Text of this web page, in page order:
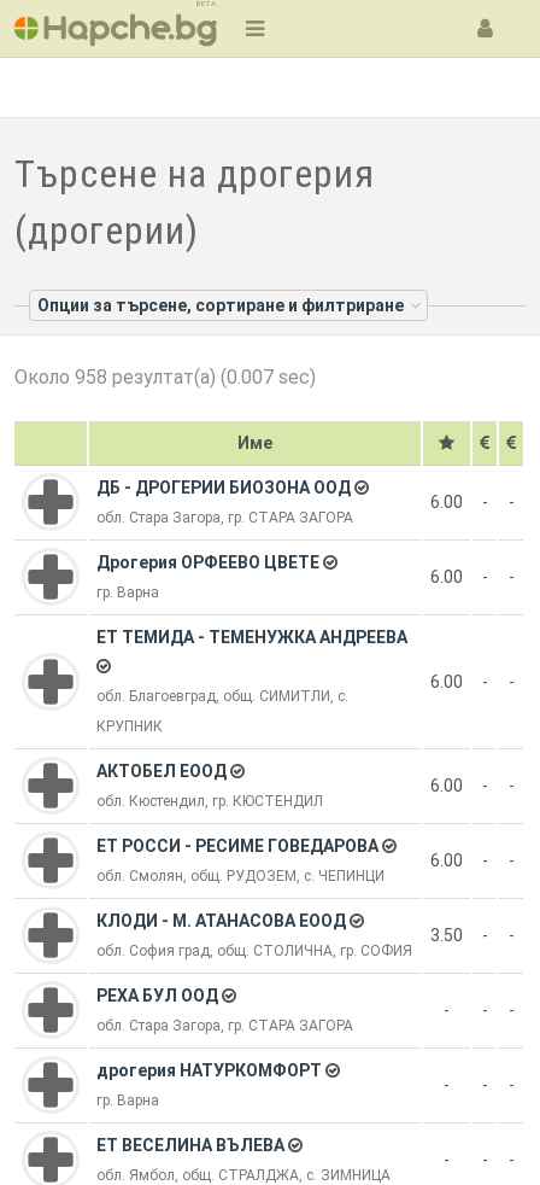
BETA
Търсене на дрогерия
(дрогерии)
Опции за търсене, сортиране и филтриране
Около 958 резултат(а) (0.007 sec)
Име
ДБ - ДРОГЕРИИ БИОЗОНА ООД
обл. Стара Загора, гр. СТАРА ЗАГОРА
6.00 - -
Дрогерия ОРФЕЕВО ЦВЕТЕ
гр. Варна
6.00 - -
ЕТ ТЕМИДА - ТЕМЕНУЖКА АНДРЕЕВА
обл. Благоевград, общ. СИМИТЛИ, с.
КРУПНИК
6.00 - -
АКТОБЕЛ ЕООД
обл. Кюстендил, гр. КЮСТЕНДИЛ
6.00 - -
ЕТ РОССИ - РЕСИМЕ ГОВЕДАРОВА
обл. Смолян, общ. РУДОЗЕМ, с. ЧЕПИНЦИ
6.00 - -
КЛОДИ - М. АТАНАСОВА ЕООД
обл. София град, общ. СТОЛИЧНА, гр. СОФИЯ
3.50 - -
РЕХА БУЛ ООД
обл. Стара Загора, гр. СТАРА ЗАГОРА
- - -
дрогерия НАТУРКОМФОРТ
гр. Варна
- - -
ЕТ ВЕСЕЛИНА ВЪЛЕВА
обл. Ямбол, общ. СТРАЛДЖА, с. ЗИМНИЦА
- - -